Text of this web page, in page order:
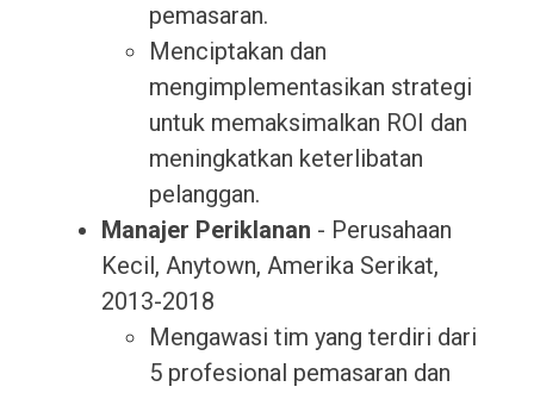
pemasaran.
Menciptakan dan
mengimplementasikan strategi
untuk memaksimalkan ROI dan
meningkatkan keterlibatan
pelanggan.
Manajer Periklanan - Perusahaan
Kecil, Anytown, Amerika Serikat,
2013-2018
Mengawasi tim yang terdiri dari
5 profesional pemasaran dan